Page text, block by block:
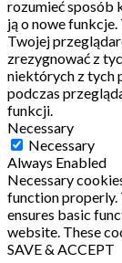
rozumieć sposób
ją o nowe funkcje.
Twojej
zrezygnować z
niektórych z tych
podczas
funkcji.
Necessary
Necessary
Always Enabled
Necessary
function properly.
ensures basic
website. These
SAVE & ACCEPT